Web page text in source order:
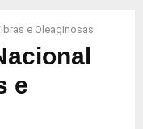
e Oleaginosas
e